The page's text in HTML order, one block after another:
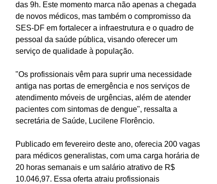
das 9h. Este momento marca não apenas a chegada
de novos médicos, mas também o compromisso da
SES-DF em fortalecer a infraestrutura e o quadro de
pessoal da saúde pública, visando oferecer um
serviço de qualidade à população.
"Os profissionais vêm para suprir uma necessidade
antiga nas portas de emergência e nos serviços de
atendimento móveis de urgências, além de atender
pacientes com sintomas de dengue", ressalta a
secretária de Saúde, Lucilene Florêncio.
Publicado em fevereiro deste ano, oferecia 200 vagas
para médicos generalistas, com uma carga horária de
20 horas semanais e um salário atrativo de R$
10.046,97. Essa oferta atraiu profissionais